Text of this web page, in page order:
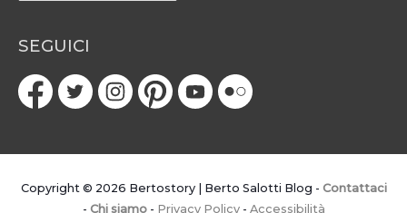
SEGUICI
Copyright © 2026 Bertostory | Berto Salotti Blog - Contattaci
- Chi siamo- Privacy Policy- Accessibilità